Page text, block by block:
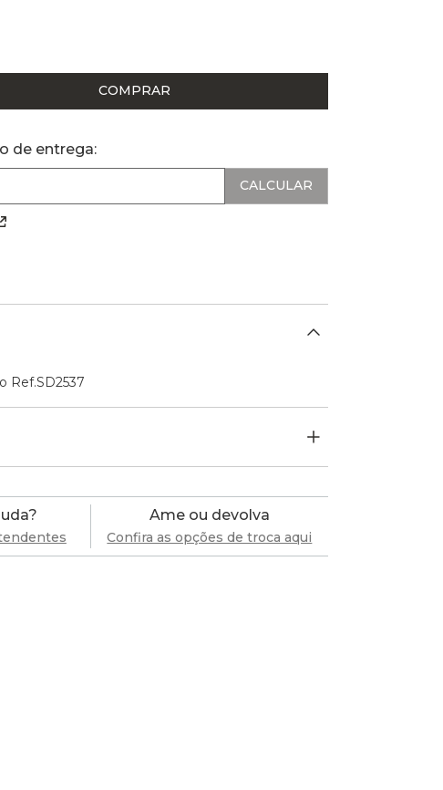
COMPRAR
de entrega:
Ref.SD2537
Ame ou devolva
Confira as opções de troca aqui